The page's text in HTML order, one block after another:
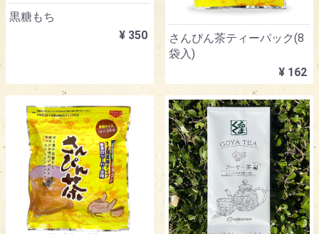
黒糖もち
¥ 350
さんぴん茶ティーパック(8
袋入)
¥ 162